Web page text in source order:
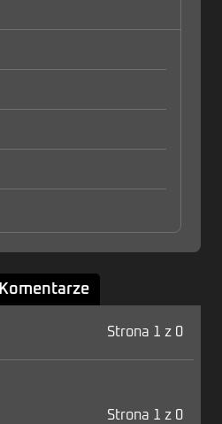
Komentarze
Strona 1 z 0
Strona 1 z 0